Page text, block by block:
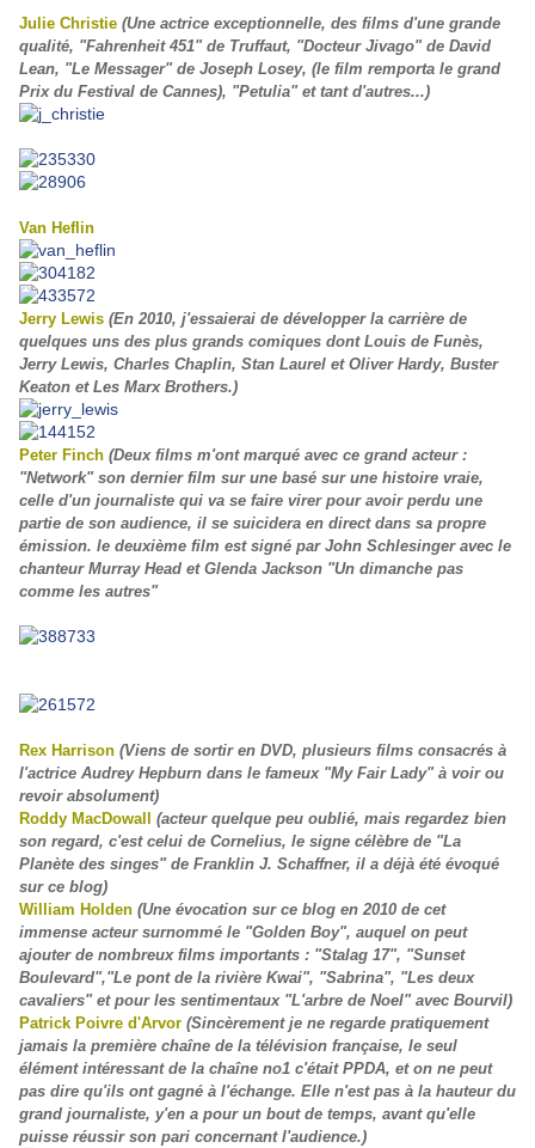
Julie Christie (Une actrice exceptionnelle, des films d'une grande
qualité, "Fahrenheit 451" de Truffaut, "Docteur Jivago" de David
Lean, "Le Messager" de Joseph Losey, (le film remporta le grand
Prix du Festival de Cannes), "Petulia" et tant d'autres...)
Van Heflin
Jerry Lewis (En 2010, j'essaierai de développer la carrière de
quelques uns des plus grands comiques dont Louis de Funès,
Jerry Lewis, Charles Chaplin, Stan Laurel et Oliver Hardy, Buster
Keaton et Les Marx Brothers.)
Peter Finch (Deux films m'ont marqué avec ce grand acteur :
"Network" son dernier film sur une basé sur une histoire vraie,
celle d'un journaliste qui va se faire virer pour avoir perdu une
partie de son audience, il se suicidera en direct dans sa propre
émission. le deuxième film est signé par John Schlesinger avec le
chanteur Murray Head et Glenda Jackson "Un dimanche pas
comme les autres"
Rex Harrison (Viens de sortir en DVD, plusieurs films consacrés à
l'actrice Audrey Hepburn dans le fameux "My Fair Lady" à voir ou
revoir absolument)
Roddy MacDowall (acteur quelque peu oublié, mais regardez bien
son regard, c'est celui de Cornelius, le signe célèbre de "La
Planète des singes" de Franklin J. Schaffner, il a déjà été évoqué
sur ce blog)
William Holden (Une évocation sur ce blog en 2010 de cet
immense acteur surnommé le "Golden Boy", auquel on peut
ajouter de nombreux films importants : "Stalag 17", "Sunset
Boulevard","Le pont de la rivière Kwai", "Sabrina", "Les deux
cavaliers" et pour les sentimentaux "L'arbre de Noel" avec Bourvil)
Patrick Poivre d'Arvor (Sincèrement je ne regarde pratiquement
jamais la première chaîne de la télévision française, le seul
élément intéressant de la chaîne no1 c'était PPDA, et on ne peut
pas dire qu'ils ont gagné à l'échange. Elle n'est pas à la hauteur du
grand journaliste, y'en a pour un bout de temps, avant qu'elle
puisse réussir son pari concernant l'audience.)